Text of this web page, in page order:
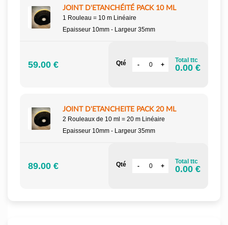
JOINT D'ETANCHÉITÉ PACK 10 ML
1 Rouleau = 10 m Linéaire
Epaisseur 10mm - Largeur 35mm
59.00 € Qté Total ttc
0.00 €
JOINT D'ETANCHEITE PACK 20 ML
2 Rouleaux de 10 ml = 20 m Linéaire
Epaisseur 10mm - Largeur 35mm
89.00 € Qté Total ttc
0.00 €